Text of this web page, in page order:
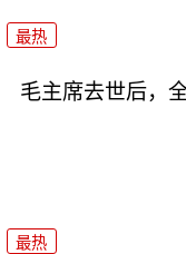
最热
毛主席去世后，
最热